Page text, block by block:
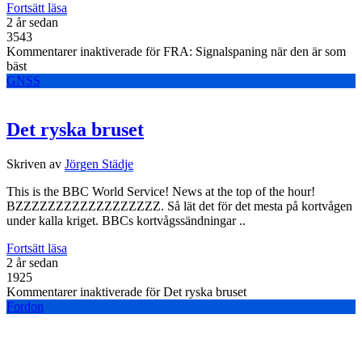
Fortsätt läsa
2 år sedan
3543
Kommentarer inaktiverade för FRA: Signalspaning när den är som
bäst
GNSS
Det ryska bruset
Skriven av Jörgen Städje
This is the BBC World Service! News at the top of the hour!
BZZZZZZZZZZZZZZZZZZ. Så lät det för det mesta på kortvågen
under kalla kriget. BBCs kortvågssändningar ..
Fortsätt läsa
2 år sedan
1925
Kommentarer inaktiverade för Det ryska bruset
Fordon